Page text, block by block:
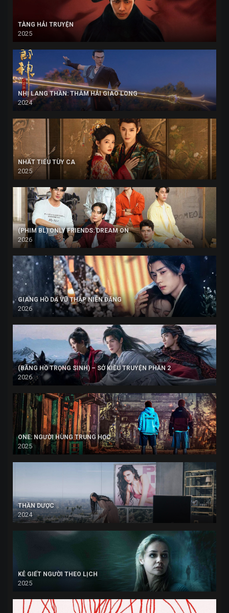
TÀNG HẢI TRUYỆN
2025
NHỊ LANG THẦN: THÂM HẢI GIAO LONG
2024
NHẤT TIẾU TÙY CA
2025
(PHIM BL) ONLY FRIENDS: DREAM ON
2026
GIANG HỒ DẠ VŨ THẬP NIÊN ĐĂNG
2026
(BĂNG HỒ TRỌNG SINH) – SỞ KIỀU TRUYỆN PHẦN 2
2026
ONE: NGƯỜI HÙNG TRUNG HỌC
2025
THẦN DƯỢC
2024
KẺ GIẾT NGƯỜI THEO LỊCH
2025